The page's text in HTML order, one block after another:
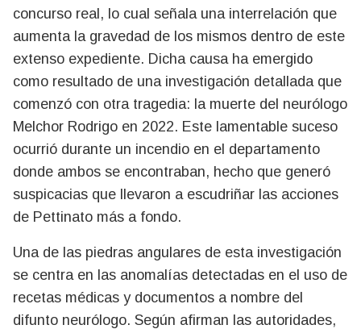
concurso real, lo cual señala una interrelación que
aumenta la gravedad de los mismos dentro de este
extenso expediente. Dicha causa ha emergido
como resultado de una investigación detallada que
comenzó con otra tragedia: la muerte del neurólogo
Melchor Rodrigo en 2022. Este lamentable suceso
ocurrió durante un incendio en el departamento
donde ambos se encontraban, hecho que generó
suspicacias que llevaron a escudriñar las acciones
de Pettinato más a fondo.
Una de las piedras angulares de esta investigación
se centra en las anomalías detectadas en el uso de
recetas médicas y documentos a nombre del
difunto neurólogo. Según afirman las autoridades,